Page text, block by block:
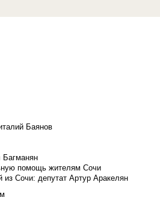
Баянов
Багманян
помощь жителям Сочи
из Сочи: депутат Артур Аракелян